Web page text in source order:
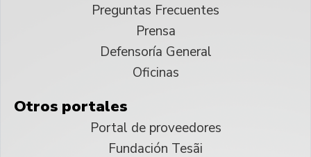
Preguntas Frecuentes
Prensa
Defensoría General
Oficinas
Otros portales
Portal de proveedores
Fundación Tesãi